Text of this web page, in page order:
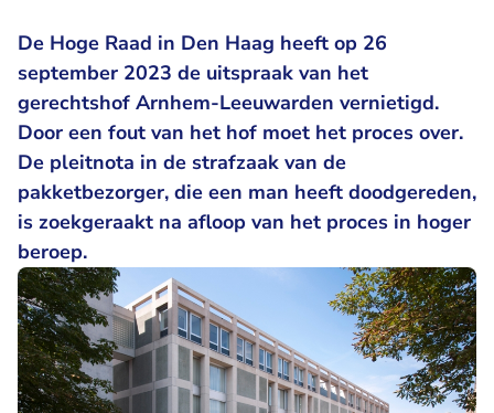
De Hoge Raad in Den Haag heeft op 26
september 2023 de uitspraak van het
gerechtshof Arnhem-Leeuwarden vernietigd.
Door een fout van het hof moet het proces over.
De pleitnota in de strafzaak van de
pakketbezorger, die een man heeft doodgereden,
is zoekgeraakt na afloop van het proces in hoger
beroep.